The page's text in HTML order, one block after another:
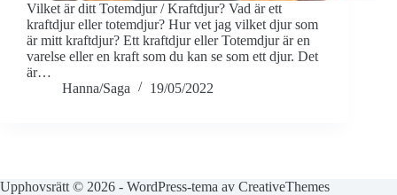
Vilket är ditt Totemdjur / Kraftdjur? Vad är ett
kraftdjur eller totemdjur? Hur vet jag vilket djur som
är mitt kraftdjur? Ett kraftdjur eller Totemdjur är en
varelse eller en kraft som du kan se som ett djur. Det
är…
Hanna/Saga
19/05/2022
Upphovsrätt © 2026 - WordPress-tema av CreativeThemes